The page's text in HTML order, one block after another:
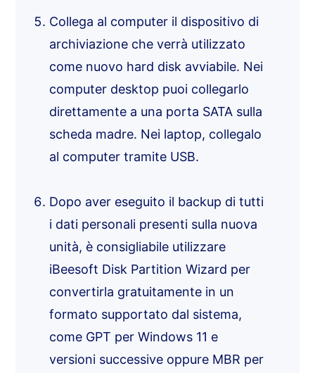
Collega al computer il dispositivo di
archiviazione che verrà utilizzato
come nuovo hard disk avviabile. Nei
computer desktop puoi collegarlo
direttamente a una porta SATA sulla
scheda madre. Nei laptop, collegalo
al computer tramite USB.
Dopo aver eseguito il backup di tutti
i dati personali presenti sulla nuova
unità, è consigliabile utilizzare
iBeesoft Disk Partition Wizard per
convertirla gratuitamente in un
formato supportato dal sistema,
come GPT per Windows 11 e
versioni successive oppure MBR per